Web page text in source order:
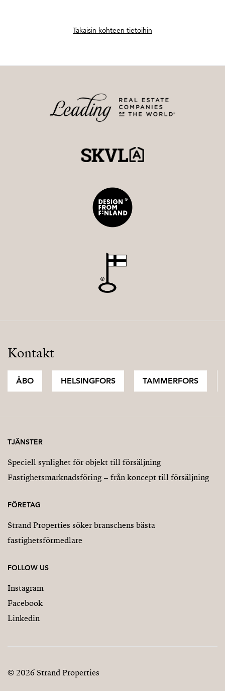
Takaisin kohteen tietoihin
Kontakt
ÅBO HELSINGFORS TAMMERFORS
TJÄNSTER
Speciell synlighet för objekt till försäljning
Fastighetsmarknadsföring – från koncept till försäljning
FÖRETAG
Strand Properties söker branschens bästa
fastighetsförmedlare
FOLLOW US
Instagram
Facebook
Linkedin
© 2026 Strand Properties